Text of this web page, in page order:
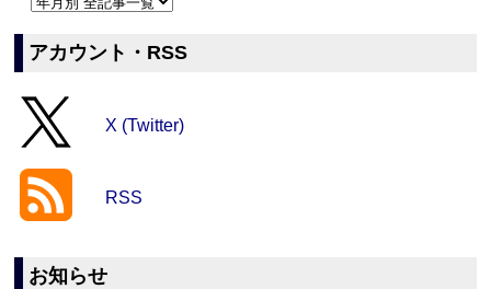
アカウント・RSS
X (Twitter)
RSS
お知らせ